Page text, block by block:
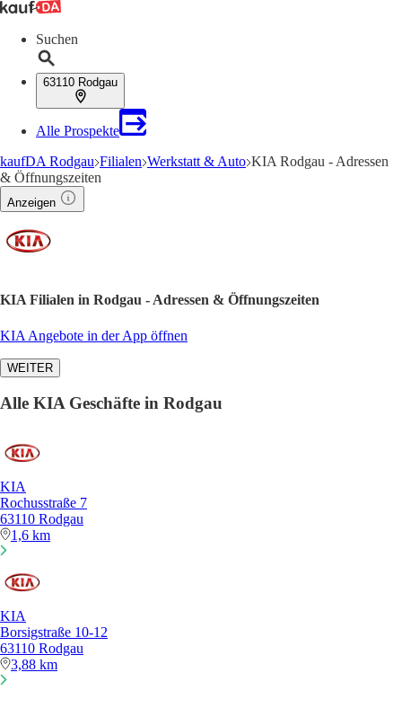
Suchen
63110 Rodgau
Alle Prospekte
kaufDA Rodgau Filialen Werkstatt & Auto KIA Rodgau - Adressen
& Öffnungszeiten
Anzeigen
KIA Filialen in Rodgau - Adressen & Öffnungszeiten
KIA Angebote in der App öffnen
WEITER
Alle KIA Geschäfte in Rodgau
KIA
Rochusstraße 7
63110 Rodgau
1,6 km
KIA
Borsigstraße 10-12
63110 Rodgau
3,88 km